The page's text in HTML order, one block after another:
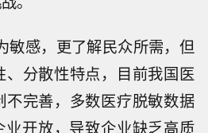
敏感，更了解民众所需，但
分散性特点，目前我国医
完善，多数医疗脱敏数据
开放，导致企业缺乏高质